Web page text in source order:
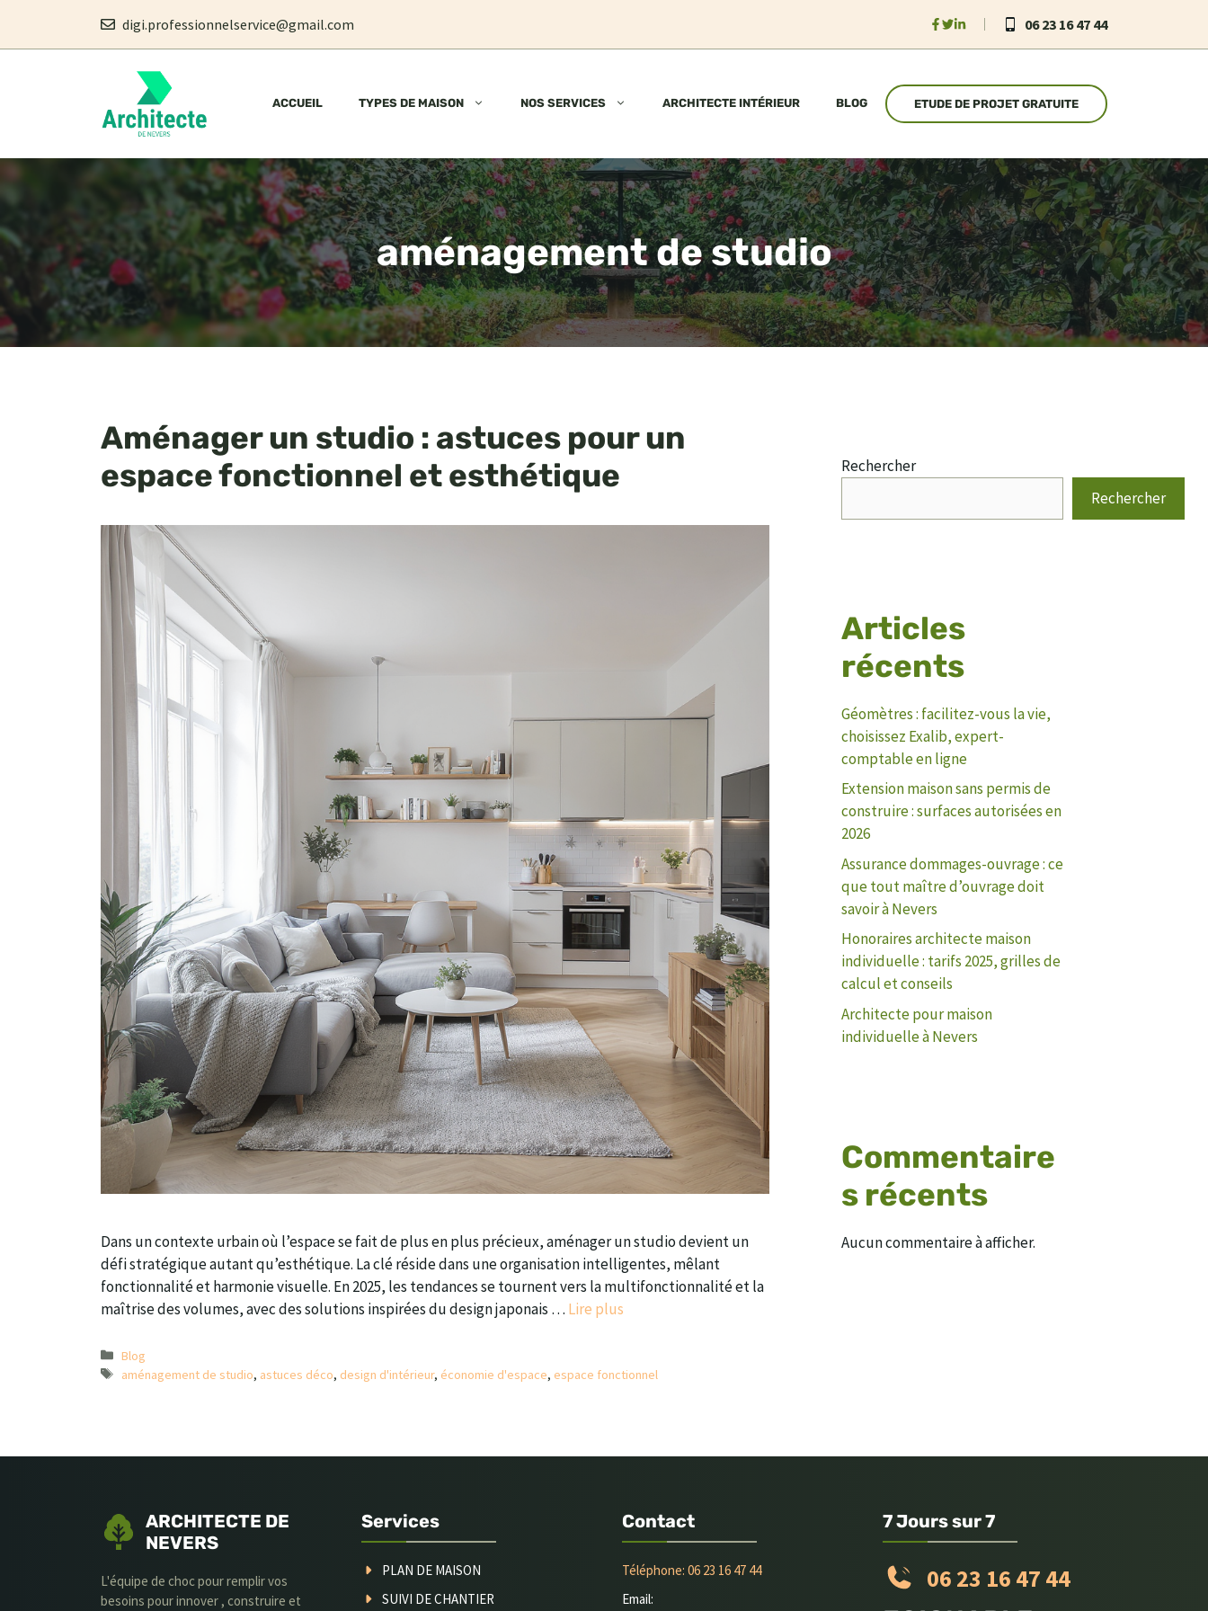
contenu
digi.professionnelservice@gmail.com 06 23 16 47 44
ACCUEIL TYPES DE MAISON NOS SERVICES ARCHITECTE INTÉRIEUR BLOG ETUDE DE PROJET GRATUITE
aménagement de studio
Aménager un studio : astuces pour un
espace fonctionnel et esthétique
Dans un contexte urbain où l’espace se fait de plus en plus précieux, aménager un studio devient un
défi stratégique autant qu’esthétique. La clé réside dans une organisation intelligentes, mêlant
fonctionnalité et harmonie visuelle. En 2025, les tendances se tournent vers la multifonctionnalité et la
maîtrise des volumes, avec des solutions inspirées du design japonais … Lire plus
Catégories
Blog
Étiquettes
aménagement de studio, astuces déco, design d'intérieur, économie d'espace, espace fonctionnel
Rechercher
Rechercher
Articles
récents
Géomètres : facilitez-vous la vie,
choisissez Exalib, expert-
comptable en ligne
Extension maison sans permis de
construire : surfaces autorisées en
2026
Assurance dommages-ouvrage : ce
que tout maître d’ouvrage doit
savoir à Nevers
Honoraires architecte maison
individuelle : tarifs 2025, grilles de
calcul et conseils
Architecte pour maison
individuelle à Nevers
Commentaire
s récents
Aucun commentaire à afficher.
ARCHITECTE DE
NEVERS
L'équipe de choc pour remplir vos
besoins pour innover , construire et
Services
PLAN DE MAISON
SUIVI DE CHANTIER
Contact
Téléphone: 06 23 16 47 44
Email:
7 Jours sur 7
06 23 16 47 44